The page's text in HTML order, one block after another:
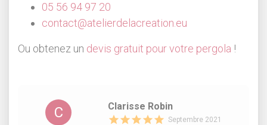
05 56 94 97 20
contact@atelierdelacreation.eu
Ou obtenez un devis gratuit pour votre pergola !
C Clarisse Robin
Septembre 2021